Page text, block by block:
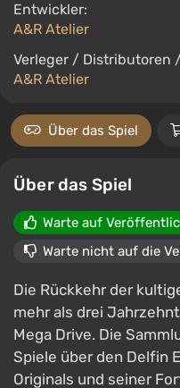
Entwickler:
A&R Atelier
Verleger / Distributoren
A&R Atelier
Über das Spiel
Über das Spiel
Warte auf
Warte nicht auf die
Die Rückkehr der
mehr als drei
Mega Drive. Die
Spiele über den Delfin
Originals und seiner